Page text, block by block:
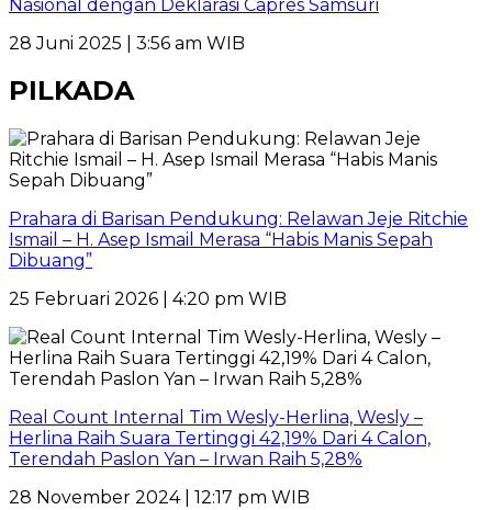
Nasional dengan Deklarasi Capres Samsuri
28 Juni 2025 | 3:56 am WIB
PILKADA
Prahara di Barisan Pendukung: Relawan Jeje Ritchie
Ismail – H. Asep Ismail Merasa “Habis Manis Sepah
Dibuang”
25 Februari 2026 | 4:20 pm WIB
Real Count Internal Tim Wesly-Herlina, Wesly –
Herlina Raih Suara Tertinggi 42,19% Dari 4 Calon,
Terendah Paslon Yan – Irwan Raih 5,28%
28 November 2024 | 12:17 pm WIB